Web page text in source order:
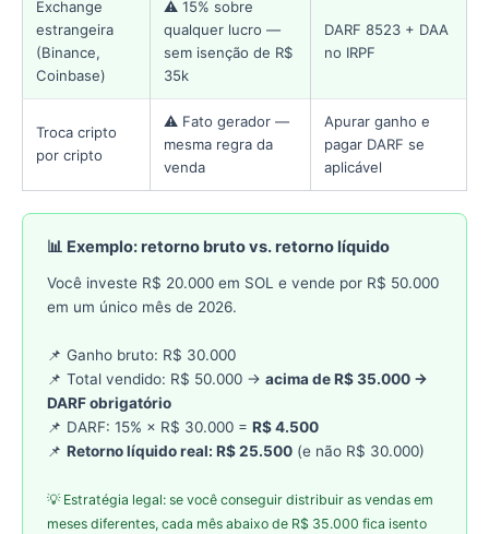
Exchange
estrangeira
(Binance,
Coinbase)
⚠️ 15% sobre
qualquer lucro —
sem isenção de R$
35k
DARF 8523 + DAA
no IRPF
Troca cripto
por cripto
⚠️ Fato gerador —
mesma regra da
venda
Apurar ganho e
pagar DARF se
aplicável
📊 Exemplo: retorno bruto vs. retorno líquido
Você investe R$ 20.000 em SOL e vende por R$ 50.000
em um único mês de 2026.
📌 Ganho bruto: R$ 30.000
📌 Total vendido: R$ 50.000 → acima de R$ 35.000 →
DARF obrigatório
📌 DARF: 15% × R$ 30.000 = R$ 4.500
📌 Retorno líquido real: R$ 25.500 (e não R$ 30.000)
💡 Estratégia legal: se você conseguir distribuir as vendas em
meses diferentes, cada mês abaixo de R$ 35.000 fica isento